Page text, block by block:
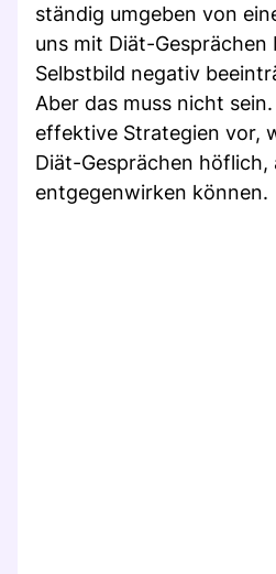
ständig umgeben von
uns mit Diät-Gesprächen
Selbstbild negativ
Aber das muss nicht
effektive Strategien vor,
Diät-Gesprächen höflich,
entgegenwirken können.